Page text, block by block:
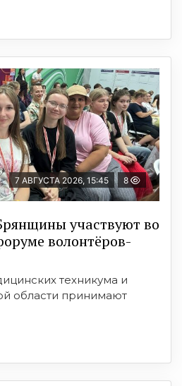
7 АВГУСТА 2026, 15:45 8
участвуют во
волонтёров-
техникума и
области принимают